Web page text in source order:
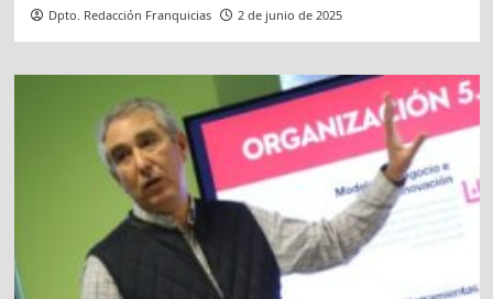
Dpto. Redacción Franquicias 2 de junio de 2025